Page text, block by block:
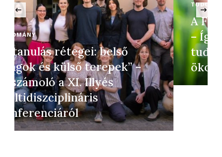
TUDOMÁNY
A Föld jövője rajtad is múlik!
– Így csökkentheted
tudatosan az
ökolábnyomodat
‹